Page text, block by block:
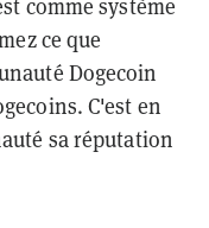
comme système
ce que
Dogecoin
C'est en
sa réputation